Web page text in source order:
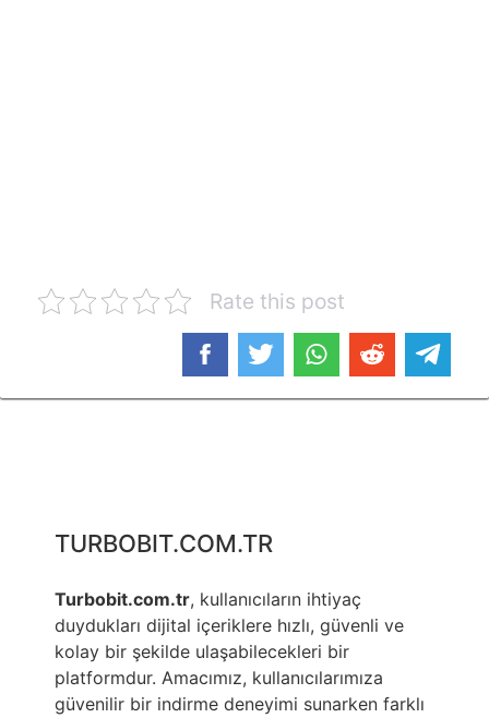
Rate this post
TURBOBIT.COM.TR
Turbobit.com.tr, kullanıcıların ihtiyaç
duydukları dijital içeriklere hızlı, güvenli ve
kolay bir şekilde ulaşabilecekleri bir
platformdur. Amacımız, kullanıcılarımıza
güvenilir bir indirme deneyimi sunarken farklı